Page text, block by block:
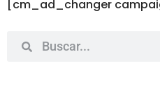
[cm_ad_changer